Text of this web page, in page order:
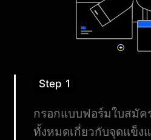
Step 1
กรอกแบบฟอร์มใบสมัค
ทั้งหมดเกี่ยวกับจุดแข็ง